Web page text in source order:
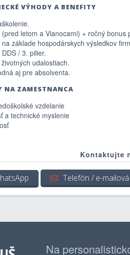
VÝHODY A BENEFITY
letom a Vianocami) + ročný bonus
základe hospodárskych výsledkov
/ 3. pilier.
udalostiach.
aj pre absolventa.
NA ZAMESTNANCA
vzdelanie
a technické myslenie
Kontaktujte
Telefón / e-
Na